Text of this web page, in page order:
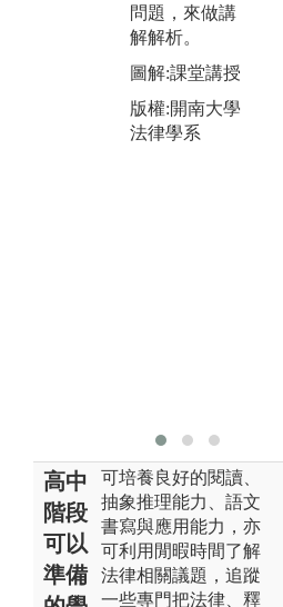
問題，來做講
解解析。
圖解:課堂講授
版權:開南大學
法律學系
高中
階段
可以
準備
可培養良好的閱讀、
抽象推理能力、語文
書寫與應用能力，亦
可利用閒暇時間了解
法律相關議題，追蹤
一些專門把法律、釋